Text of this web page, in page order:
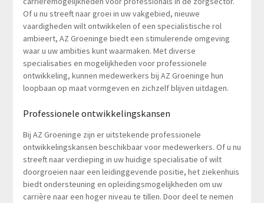
Of u nu streeft naar groei in uw vakgebied, nieuwe
vaardigheden wilt ontwikkelen of een specialistische rol
ambieert, AZ Groeninge biedt een stimulerende omgeving
waar u uw ambities kunt waarmaken. Met diverse
specialisaties en mogelijkheden voor professionele
ontwikkeling, kunnen medewerkers bij AZ Groeninge hun
loopbaan op maat vormgeven en zichzelf blijven uitdagen.
Professionele ontwikkelingskansen
Bij AZ Groeninge zijn er uitstekende professionele
ontwikkelingskansen beschikbaar voor medewerkers. Of u nu
streeft naar verdieping in uw huidige specialisatie of wilt
doorgroeien naar een leidinggevende positie, het ziekenhuis
biedt ondersteuning en opleidingsmogelijkheden om uw
carrière naar een hoger niveau te tillen. Door deel te nemen